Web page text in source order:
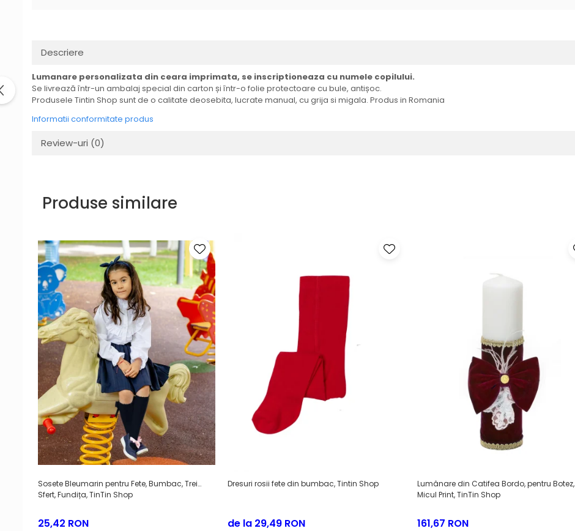
Descriere
Lumanare personalizata din ceara imprimata, se inscriptioneaza cu numele copilului.
Se livrează într-un ambalaj special din carton și într-o folie protectoare cu bule, antișoc.
Produsele Tintin Shop sunt de o calitate deosebita, lucrate manual, cu grija si migala. Produs in Romania
Informatii conformitate produs
Review-uri (0)
Produse similare
Sosete Bleumarin pentru Fete, Bumbac, Trei
Sfert, Fundița, TinTin Shop
25,42 RON
Dresuri rosii fete din bumbac, Tintin Shop
de la 29,49 RON
Lumânare din Catifea Bordo, pentru Botez,
Micul Print, TinTin Shop
161,67 RON